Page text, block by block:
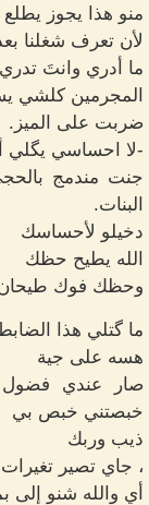
منو هذا يجوز
لأن تعرف شغلنا
ما أدري وانتَ تدري
المجرمين كلشي
ضربت على الميز.
-لا احساسي يگلي
جنت مندمج
البنات.
دخيلو لأحساسك
الله يطيح حظك
وحظك فوك طيحان
ما گتلي هذا
هسه على جية
صار عندي
خبصتني خبص بي
ذيب وربك
، جاي تصير
أي والله شنو إلى